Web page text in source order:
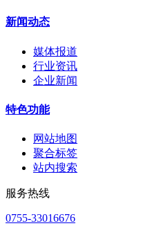
新闻动态
媒体报道
行业资讯
企业新闻
特色功能
网站地图
聚合标签
站内搜索
服务热线
0755-33016676